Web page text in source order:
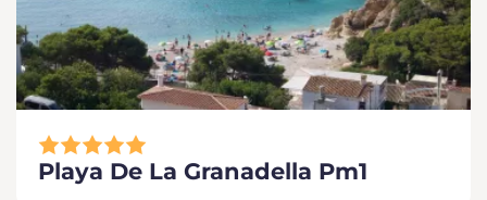
Playa De La Granadella Pm1